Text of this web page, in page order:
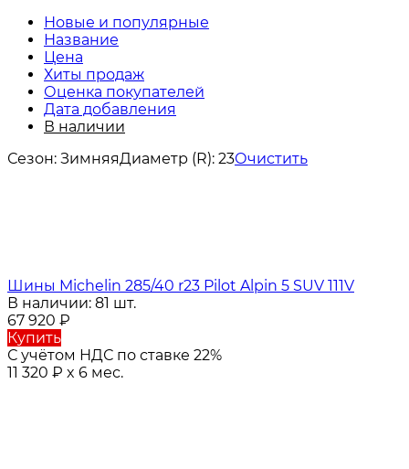
Новые и популярные
Название
Цена
Хиты продаж
Оценка покупателей
Дата добавления
В наличии
Сезон: ЗимняяДиаметр (R): 23Очистить
Шины Michelin 285/40 r23 Pilot Alpin 5 SUV 111V
В наличии: 81 шт.
67 920 ₽
Купить
С учётом НДС по ставке 22%
11 320 ₽ x 6 мес.